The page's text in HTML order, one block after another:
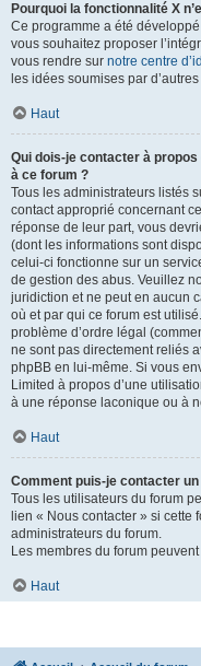
Pourquoi la fonctionnalité X
Ce programme a été
vous souhaitez proposer
vous rendre sur notre centre
les idées soumises par
Haut
Qui dois-je contacter à propos
à ce forum ?
Tous les administrateurs listés
contact approprié concernant
réponse de leur part, vous
(dont les informations sont
celui-ci fonctionne sur un
de gestion des abus. Veuillez
juridiction et ne peut en aucun
où et par qui ce forum est
problème d’ordre légal
ne sont pas directement reliés
phpBB en lui-même. Si vous
Limited à propos d’une
à une réponse laconique ou à
Haut
Comment puis-je contacter
Tous les utilisateurs du forum
lien « Nous contacter » si
administrateurs du forum.
Les membres du forum
Haut